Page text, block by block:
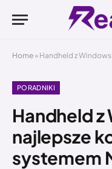
Home » Handheld z Windows
PORADNIKI
Handheld z
najlepsze
systemem